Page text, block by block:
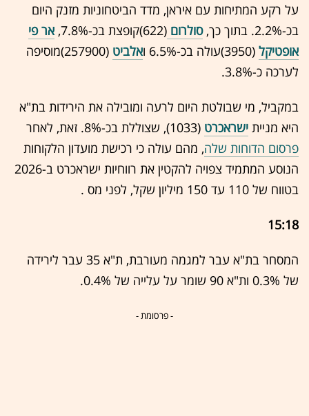
על רקע המתיחות עם איראן, מדד הביטחוניות מזנק היום
בכ-2.2%. בתוך כך,
סולרום (622)קופצת בכ-7.8%,
אר פי
אופטיקל (3950)עולה בכ-6.5% ו אלביט
(257900)מוסיפה
לערכה כ-3.8%.
במקביל, מי שבולטת היום לרעה ומובילה את הירידות בת"א
היא מניית ישראכרט (1033), שצוללת בכ-8%. זאת, לאחר
פרסום הדוחות שלה, מהם עולה כי רכישת מועדון הלקוחות
הנוסע המתמיד צפויה להקטין את רווחיות ישראכרט ב-2026
בטווח של 110 עד 150 מיליון שקל, לפני מס .
15:18
המסחר בת"א עבר למגמה מעורבת, ת"א 35 עבר לירידה
של 0.3% ות"א 90 שומר על עלייה של 0.4%.
- פרסומת -